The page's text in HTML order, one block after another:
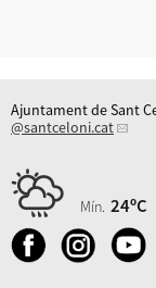
Ajuntament de Sant
@santceloni.cat
Mín. 24ºC